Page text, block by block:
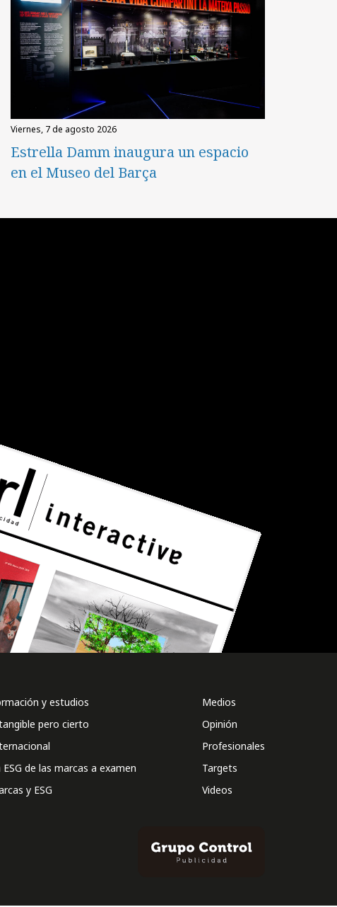
viernes, 7 de agosto 2026
Estrella Damm inaugura un espacio
en el Museo del Barça
y estudios
pero cierto
ESG de las marcas a examen
y ESG
Medios
Opinión
Profesionales
Targets
Videos